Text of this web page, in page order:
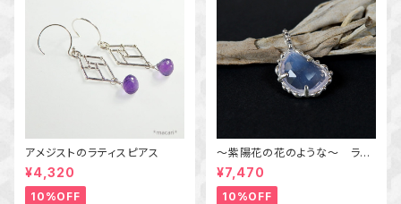
アメジストのラティスピアス
¥4,320
10%OFF
～紫陽花の花のような～ ラベ
ンダークォーツの粒飾りペンダ
ント 天然石アクセサリー
一点物
¥7,470
10%OFF